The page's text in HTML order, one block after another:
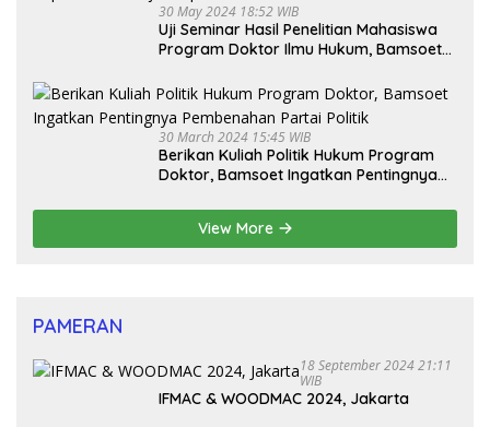
30 May 2024 18:52 WIB
Uji Seminar Hasil Penelitian Mahasiswa
Program Doktor Ilmu Hukum, Bamsoet
Senjata Api
30 March 2024 15:45 WIB
Berikan Kuliah Politik Hukum Program
Doktor, Bamsoet Ingatkan Pentingnya
View More
PAMERAN
18 September 2024 21:11
WIB
IFMAC & WOODMAC 2024, Jakarta